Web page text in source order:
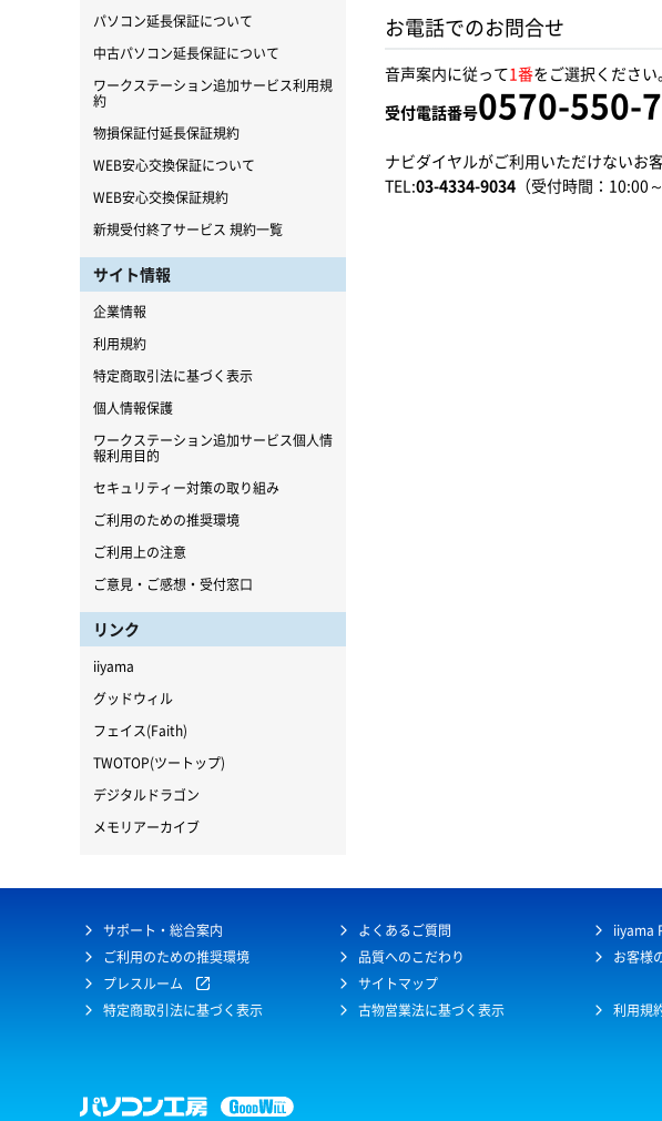
お電話でのお問合せ
音声案内に従って1番をご選択ください
受付電話番号0570-550-
ナビダイヤルがご利用いただけないお
TEL:03-4334-9034 （受付時間：10:00
パソコン延長保証について
中古パソコン延長保証について
ワークステーション追加サービス利用規
約
物損保証付延長保証規約
WEB安心交換保証について
WEB安心交換保証規約
新規受付終了サービス 規約一覧
サイト情報
企業情報
利用規約
特定商取引法に基づく表示
個人情報保護
ワークステーション追加サービス個人情
報利用目的
セキュリティー対策の取り組み
ご利用のための推奨環境
ご利用上の注意
ご意見・ご感想・受付窓口
リンク
iiyama
グッドウィル
フェイス(Faith)
TWOTOP(ツートップ)
デジタルドラゴン
メモリアーカイブ
サポート・総合案内 よくあるご質問 iiyama
ご利用のための推奨環境
品質へのこだわり お客様
プレスルーム
サイトマップ
特定商取引法に基づく表示
古物営業法に基づく表示 利用規